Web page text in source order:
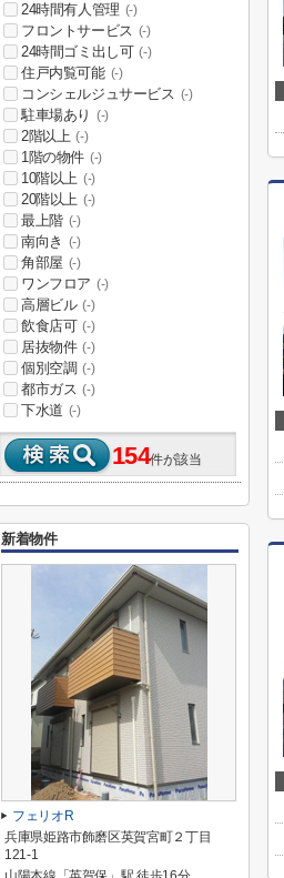
24時間有人管理 (-)
フロントサービス (-)
24時間ゴミ出し可 (-)
住戸内覧可能 (-)
コンシェルジュサービス (-)
駐車場あり (-)
2階以上 (-)
1階の物件 (-)
10階以上 (-)
20階以上 (-)
最上階 (-)
南向き (-)
角部屋 (-)
ワンフロア (-)
高層ビル (-)
飲食店可 (-)
居抜物件 (-)
個別空調 (-)
都市ガス (-)
下水道 (-)
154件が該当
新着物件
フェリオR
兵庫県姫路市飾磨区英賀宮町２丁目
121-1